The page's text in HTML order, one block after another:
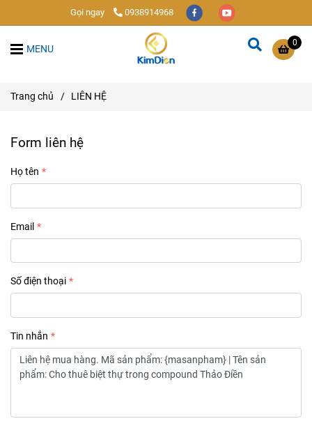
Gọi ngay 0938914968
0
MENU
Trang chủ / LIÊN HỆ
Form liên hệ
Họ tên
Email
Số điện thoại
Tin nhắn